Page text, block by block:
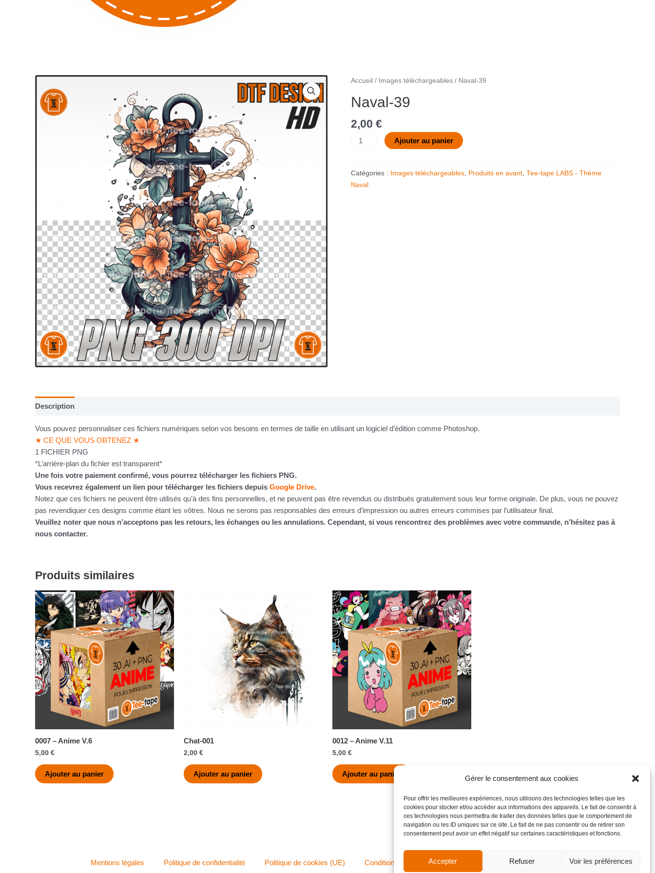
Gérer le consentement aux cookies
Pour offrir les meilleures expériences, nous utilisons des technologies telles que les
cookies pour stocker et/ou accéder aux informations des appareils. Le fait de consentir à
ces technologies nous permettra de traiter des données telles que le comportement de
navigation ou les ID uniques sur ce site. Le fait de ne pas consentir ou de retirer son
consentement peut avoir un effet négatif sur certaines caractéristiques et fonctions.
Accepter Refuser Voir les préférences
Accueil / Images téléchargeables / Naval-39
Naval-39
2,00 €
quantité
Naval-
Ajouter au panier
Catégories : Images téléchargeables, Produits en avant, Tee-tape LABS - Thème
Naval
Description
Vous pouvez personnaliser ces fichiers numériques selon vos besoins en termes de taille en utilisant un logiciel d’édition comme Photoshop.
★ CE QUE VOUS OBTENEZ ★
1 FICHIER PNG
*L’arrière-plan du fichier est transparent*
Une fois votre paiement confirmé, vous pourrez télécharger les fichiers PNG.
Vous recevrez également un lien pour télécharger les fichiers depuis Google Drive.
Notez que ces fichiers ne peuvent être utilisés qu’à des fins personnelles, et ne peuvent pas être revendus ou distribués gratuitement sous leur forme originale. De plus, vous ne pouvez
pas revendiquer ces designs comme étant les vôtres. Nous ne serons pas responsables des erreurs d’impression ou autres erreurs commises par l’utilisateur final.
Veuillez noter que nous n’acceptons pas les retours, les échanges ou les annulations. Cependant, si vous rencontrez des problèmes avec votre commande, n’hésitez pas à
nous contacter.
Produits similaires
0007 – Anime V.6
5,00 €
Ajouter au panier
Chat-001
2,00 €
Ajouter au panier
0012 – Anime V.11
5,00 €
Ajouter au panier
Mentions légales Politique de confidentialité Politique de cookies (UE) Conditions générales de vente Site réalisé par VBAUDRY